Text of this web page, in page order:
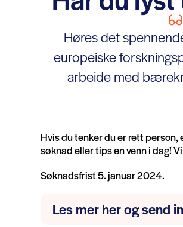
Høres det
europeiske
arbeide med
Hvis du tenker du er rett
søknad eller tips en venn i dag!
Søknadsfrist 5. januar 2024.
Les mer her og send